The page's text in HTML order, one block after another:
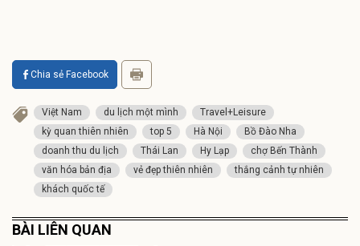
Chia sẻ Facebook
Việt Nam du lịch một mình
Travel+Leisure
kỳ quan thiên nhiên
top 5 Hà Nội
Bồ Đào Nha
doanh thu du lịch
Thái Lan Hy Lạp
chợ Bến Thành
văn hóa bản địa
vẻ đẹp thiên nhiên
thắng cảnh tự nhiên
khách quốc tế
BÀI LIÊN QUAN